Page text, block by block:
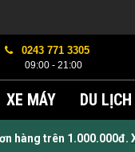
0243 771 3305
09:00 - 21:00
XE MÁY DU LỊCH
hàng trên 1.000.000đ.